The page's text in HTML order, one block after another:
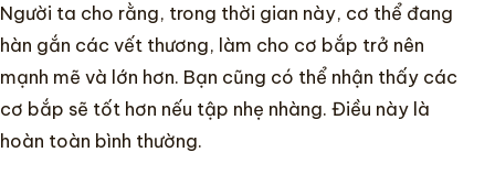
Người ta cho rằng, trong thời gian này, cơ thể đang
hàn gắn các vết thương, làm cho cơ bắp trở nên
mạnh mẽ và lớn hơn. Bạn cũng có thể nhận thấy các
cơ bắp sẽ tốt hơn nếu tập nhẹ nhàng. Điều này là
hoàn toàn bình thường.